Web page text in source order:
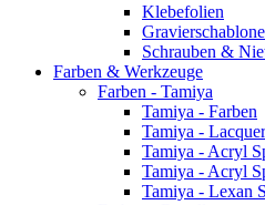
Klebefolien
Schrauben &
Farben & Werkzeuge
Farben - Tamiya
Tamiya - Farben
Tamiya -
Tamiya - Acryl
Tamiya - Acryl
Tamiya - Lexan